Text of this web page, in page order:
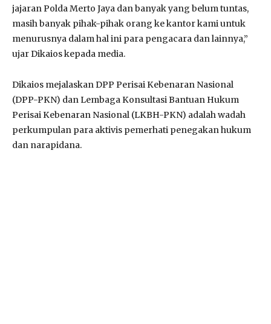
jajaran Polda Merto Jaya dan banyak yang belum tuntas,
masih banyak pihak-pihak orang ke kantor kami untuk
menurusnya dalam hal ini para pengacara dan lainnya,”
ujar Dikaios kepada media.
Dikaios mejalaskan DPP Perisai Kebenaran Nasional
(DPP-PKN) dan Lembaga Konsultasi Bantuan Hukum
Perisai Kebenaran Nasional (LKBH-PKN) adalah wadah
perkumpulan para aktivis pemerhati penegakan hukum
dan narapidana.